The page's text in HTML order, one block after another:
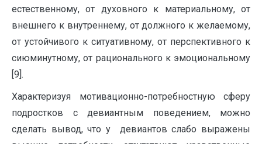
естественному, от духовного к материальному, от
внешнего к внутреннему, от должного к желаемому,
от устойчивого к ситуативному, от перспективного к
сиюминутному, от рационального к эмоциональному
[9].
Характеризуя мотивационно-потребностную сферу
подростков с девиантным поведением, можно
сделать вывод, что у девиантов слабо выражены